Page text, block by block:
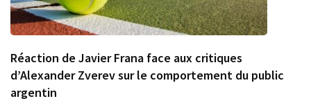
Réaction de Javier Frana face aux critiques
d’Alexander Zverev sur le comportement du public
argentin